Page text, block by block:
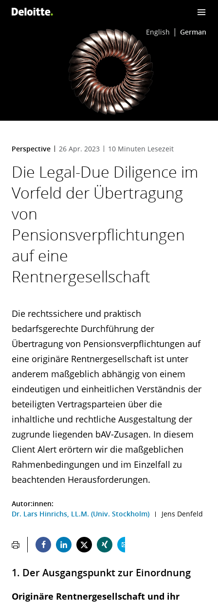
English German
Perspective 26 Apr. 2023 10 Minuten Lesezeit
Die Legal-Due Diligence im
Vorfeld der Übertragung
von
Pensionsverpflichtungen
auf eine
Rentnergesellschaft
Die rechtssichere und praktisch
bedarfsgerechte Durchführung der
Übertragung von Pensionsverpflichtungen auf
eine originäre Rentnergesellschaft ist unter
anderem maßgeblich abhängig von einem
eindeutigen und einheitlichen Verständnis der
beteiligten Vertragsparteien über die
inhaltliche und rechtliche Ausgestaltung der
zugrunde liegenden bAV-Zusagen. In diesem
Client Alert erörtern wir die maßgeblichen
Rahmenbedingungen und im Einzelfall zu
beachtenden Herausforderungen.
Autor:innen:
Dr. Lars Hinrichs, LL.M. (Univ. Stockholm)
Jens Denfeld
1. Der Ausgangspunkt zur Einordnung
Originäre Rentnergesellschaft und ihr